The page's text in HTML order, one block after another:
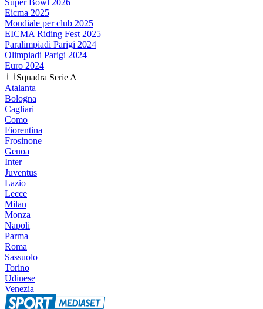
Super Bowl 2026
Eicma 2025
Mondiale per club 2025
EICMA Riding Fest 2025
Paralimpiadi Parigi 2024
Olimpiadi Parigi 2024
Euro 2024
Squadra Serie A
Atalanta
Bologna
Cagliari
Como
Fiorentina
Frosinone
Genoa
Inter
Juventus
Lazio
Lecce
Milan
Monza
Napoli
Parma
Roma
Sassuolo
Torino
Udinese
Venezia